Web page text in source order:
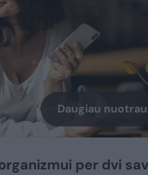
Daugiau
per dvi